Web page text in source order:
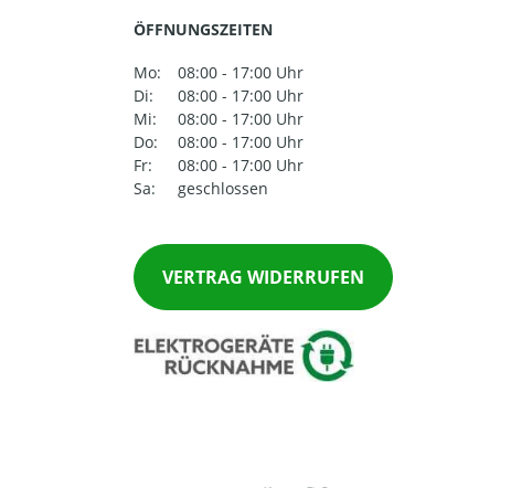
ÖFFNUNGSZEITEN
Mo:
08:00 - 17:00 Uhr
Di:
08:00 - 17:00 Uhr
Mi:
08:00 - 17:00 Uhr
Do:
08:00 - 17:00 Uhr
Fr:
08:00 - 17:00 Uhr
Sa:
geschlossen
VERTRAG WIDERRUFEN